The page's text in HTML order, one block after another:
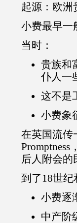
起源：欧洲
小费最早一
当时：
贵族和
仆人一
这不是
小费象
在英国流传
后人附会的
到了18世纪
小费逐
中产阶